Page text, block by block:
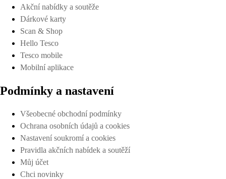
Akční nabídky a soutěže
Dárkové karty
Scan & Shop
Hello Tesco
Tesco mobile
Mobilní aplikace
Podmínky a nastavení
Všeobecné obchodní podmínky
Ochrana osobních údajů a cookies
Nastavení soukromí a cookies
Pravidla akčních nabídek a soutěží
Můj účet
Chci novinky